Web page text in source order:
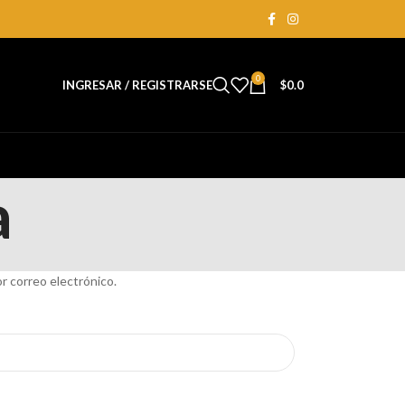
INGRESAR / REGISTRARSE 0 $0.0
correo electrónico.